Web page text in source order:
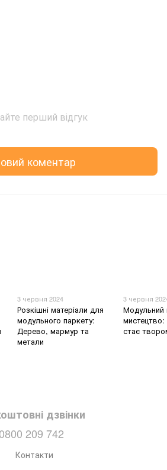
перший відгук
коментар
3 червня 2024
Розкішні матеріали для
модульного паркету:
Дерево, мармур та
метали
3 червня
Модульний
мистецтво:
стає
дзвінки
0800 209 742
Контакти